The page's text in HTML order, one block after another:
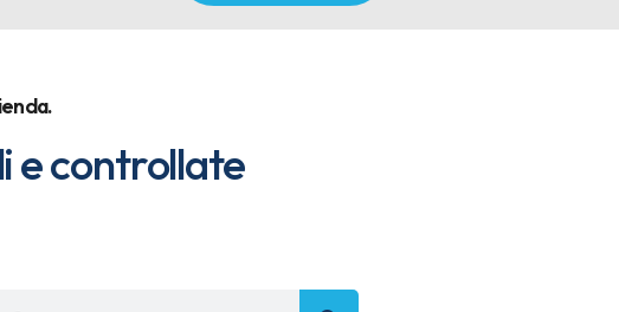
e controllate